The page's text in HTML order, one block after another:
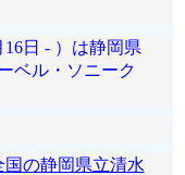
日 - ）は静岡県
ベル・ソニーク
国の静岡県立清水